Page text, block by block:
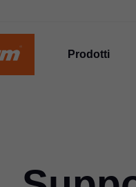
Prodotti